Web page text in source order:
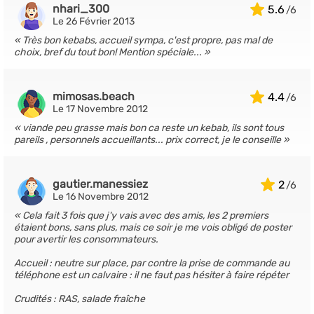
5.6
nhari_300
Le 26 Février 2013
Très bon kebabs, accueil sympa, c'est propre, pas mal de
choix, bref du tout bon! Mention spéciale...
4.4
mimosas.beach
Le 17 Novembre 2012
viande peu grasse mais bon ca reste un kebab, ils sont tous
pareils , personnels accueillants... prix correct, je le conseille
2
gautier.manessiez
Le 16 Novembre 2012
Cela fait 3 fois que j'y vais avec des amis, les 2 premiers
étaient bons, sans plus, mais ce soir je me vois obligé de poster
pour avertir les consommateurs.
Accueil : neutre sur place, par contre la prise de commande au
téléphone est un calvaire : il ne faut pas hésiter à faire répéter
Crudités : RAS, salade fraîche